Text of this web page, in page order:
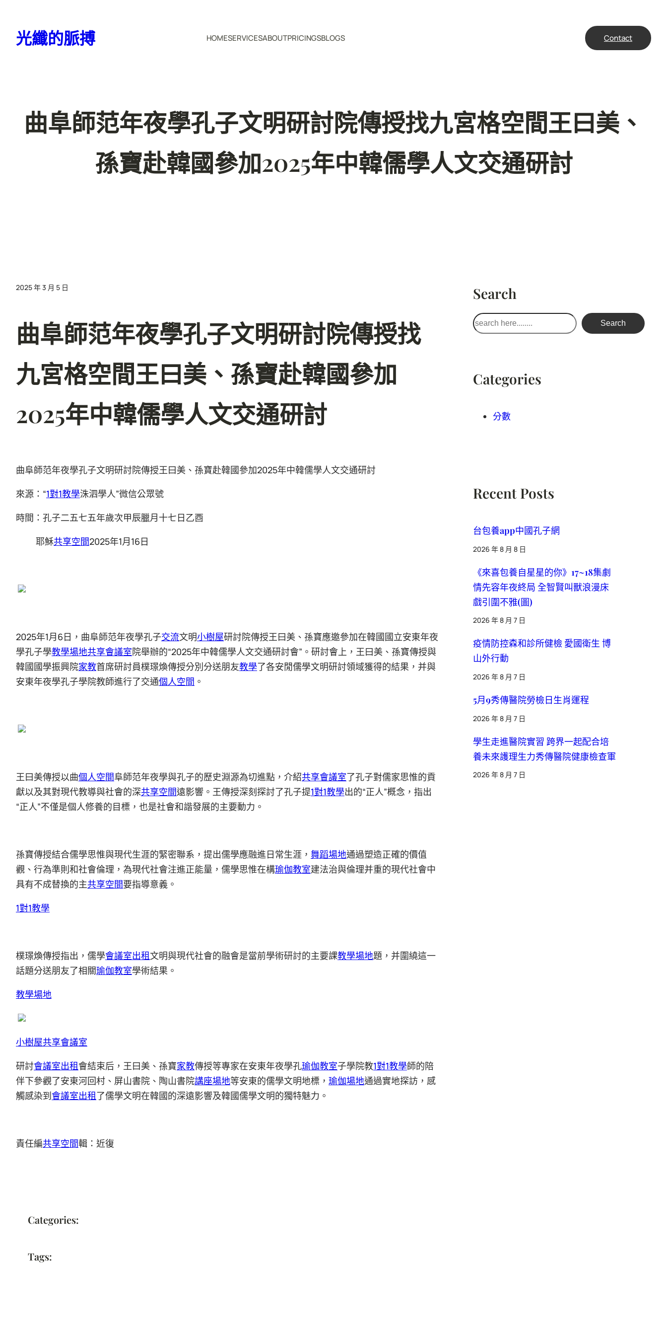
光纖的脈搏 HOMESERVICESABOUTPRICINGSBLOGS Contact
曲阜師范年夜學孔子文明研討院傳授找九宮格空間王曰美、
孫寶赴韓國參加2025年中韓儒學人文交通研討
2025 年 3 月 5 日
曲阜師范年夜學孔子文明研討院傳授找
九宮格空間王曰美、孫寶赴韓國參加
2025年中韓儒學人文交通研討
曲阜師范年夜學孔子文明研討院傳授王曰美、孫寶赴韓國參加2025年中韓儒學人文交通研討
來源：“1對1教學洙泗學人”微信公眾號
時間：孔子二五七五年歲次甲辰臘月十七日乙酉
耶穌共享空間2025年1月16日
2025年1月6日，曲阜師范年夜學孔子交流文明小樹屋研討院傳授王曰美、孫寶應邀參加在韓國國立安東年夜
學孔子學教學場地共享會議室院舉辦的“2025年中韓儒學人文交通研討會”。研討會上，王曰美、孫寶傳授與
韓國國學振興院家教首席研討員樸璟煥傳授分別分送朋友教學了各安閒儒學文明研討領域獲得的結果，并與
安東年夜學孔子學院教師進行了交通個人空間 。
王曰美傳授以曲個人空間阜師范年夜學與孔子的歷史淵源為切進點，介紹共享會議室了孔子對儒家思惟的貢
獻以及其對現代教導與社會的深共享空間遠影響。王傳授深刻探討了孔子提1對1教學出的“正人”概念，指出
“正人”不僅是個人修養的目標，也是社會和諧發展的主要動力。
孫寶傳授結合儒學思惟與現代生涯的緊密聯系，提出儒學應融進日常生涯， 舞蹈場地通過塑造正確的價值
觀、行為準則和社會倫理，為現代社會注進正能量，儒學思惟在構瑜伽教室建法治與倫理并重的現代社會中
具有不成替換的主共享空間要指導意義。
1對1教學
樸璟煥傳授指出，儒學會議室出租文明與現代社會的融會是當前學術研討的主要課教學場地題，并圍繞這一
話題分送朋友了相關瑜伽教室學術結果。
教學場地
小樹屋共享會議室
研討會議室出租會結束后，王曰美、孫寶家教傳授等專家在安東年夜學孔瑜伽教室子學院教1對1教學師的陪
伴下參觀了安東河回村、屏山書院、陶山書院講座場地等安東的儒學文明地標， 瑜伽場地通過實地探訪，感
觸感染到會議室出租了儒學文明在韓國的深遠影響及韓國儒學文明的獨特魅力。
責任編共享空間輯：近復
Categories:
Tags:
Search
搜
尋
Search
Categories
分數
Recent Posts
台包養app中國孔子網
2026 年 8 月 8 日
《來喜包養自星星的你》17~18集劇
情先容年夜終局 全智賢叫獸浪漫床
戲引圍不雅(圖)
2026 年 8 月 7 日
疫情防控森和診所健檢 愛國衛生 博
山外行動
2026 年 8 月 7 日
5月9秀傳醫院勞檢日生肖運程
2026 年 8 月 7 日
學生走進醫院實習 跨界一起配合培
養未來護理生力秀傳醫院健康檢查軍
2026 年 8 月 7 日